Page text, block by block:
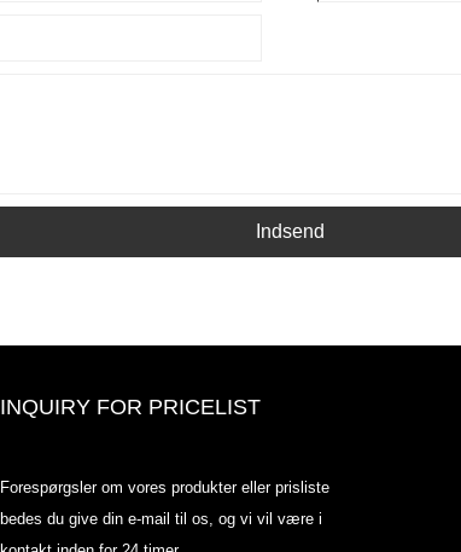
Indsend
INQUIRY FOR PRICELIST
Forespørgsler om vores produkter eller prisliste
bedes du give din e-mail til os, og vi vil være i